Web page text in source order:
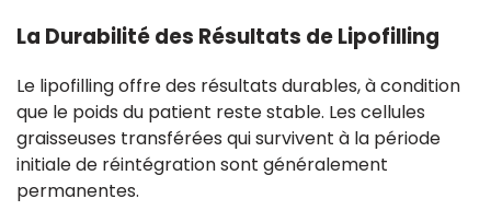
La Durabilité des Résultats de Lipofilling
Le lipofilling offre des résultats durables, à condition
que le poids du patient reste stable. Les cellules
graisseuses transférées qui survivent à la période
initiale de réintégration sont généralement
permanentes.